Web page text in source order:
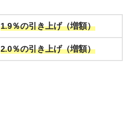
1.9％の引き上げ（増額）
2.0％の引き上げ（増額）